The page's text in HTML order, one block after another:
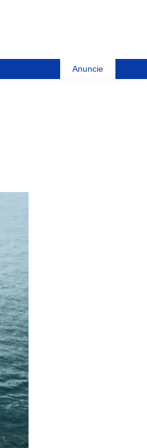
Anuncie